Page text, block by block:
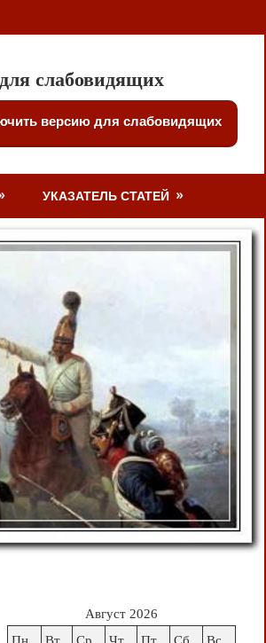
слабовидящих
версию для слабовидящих
УКАЗАТЕЛЬ СТАТЕЙ
Август 2026
Пн
Вт Ср Чт Пт Сб Вс